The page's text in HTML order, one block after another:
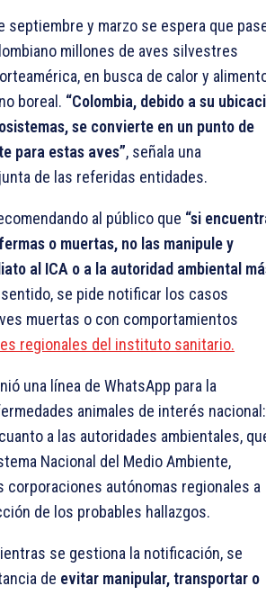
septiembre y marzo se espera que
millones de aves silvestres
en busca de calor y
boreal. “Colombia, debido a su
se convierte en un punto de
para estas aves”, señala una
de las referidas entidades.
al público que “si
o muertas, no las manipule y
al ICA o a la autoridad ambiental
se pide notificar los casos
muertas o con comportamientos
regionales del instituto sanitario.
una línea de WhatsApp para la
animales de interés
a las autoridades ambientales,
Nacional del Medio Ambiente,
corporaciones autónomas regionales a
de los probables hallazgos.
se gestiona la notificación, se
de evitar manipular, transportar o